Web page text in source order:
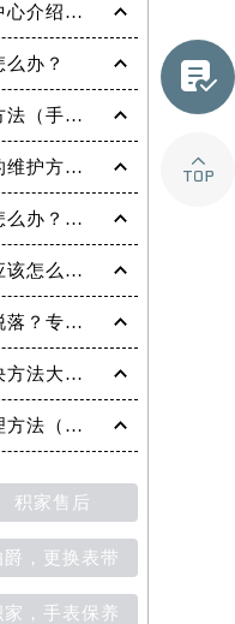
积家维修保养服务中心介绍 | 积家
办？
积家手表机芯保养方法（手表机芯正确保养方法）
积家手表进入灰尘的维护方法（处理办法）
积家手表表带生锈怎么办？（积家手表去除锈迹的四种方法）
积家手表走时不准应该怎么办?(走时不准的处理方法)
积家腕表刻度意外脱落？专业应对策略在这里
积家手表生锈了解决方法大全（有效保养与修复指南）
积家发条拧反了处理方法（手表维修的正确步骤与技巧）
积家售后
爵，更换表带
家，手表保养

